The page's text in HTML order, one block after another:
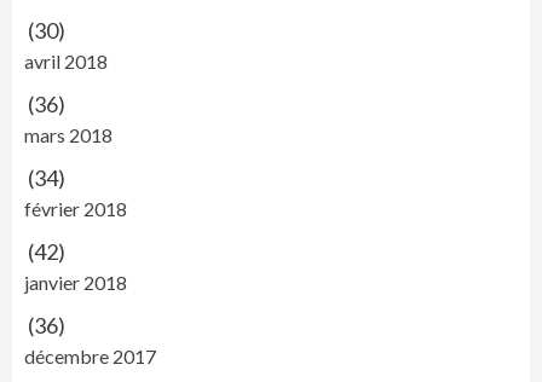
(30)
avril 2018
(36)
mars 2018
(34)
février 2018
(42)
janvier 2018
(36)
décembre 2017